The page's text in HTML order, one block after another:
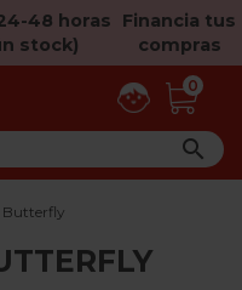
48 horas
stock)
Financia tus
compras
0

Butterfly